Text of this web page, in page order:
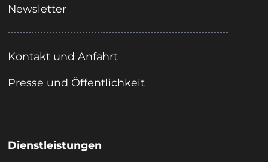
Newsletter
Kontakt und Anfahrt
Presse und Öffentlichkeit
Dienstleistungen